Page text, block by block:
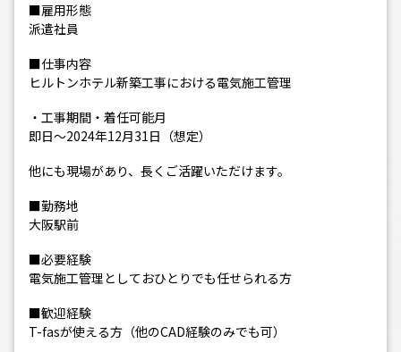
■雇用形態
派遣社員
■仕事内容
ヒルトンホテル新築工事における電気施工管理
・工事期間・着任可能月
即日～2024年12月31日（想定）
他にも現場があり、長くご活躍いただけます。
■勤務地
大阪駅前
■必要経験
電気施工管理としておひとりでも任せられる方
■歓迎経験
T-fasが使える方（他のCAD経験のみでも可）